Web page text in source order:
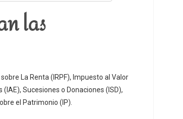
las
La Renta (IRPF), Impuesto al Valor
Sucesiones o Donaciones (ISD),
el Patrimonio (IP).